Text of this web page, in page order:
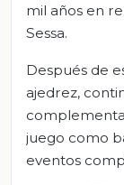
mil años en
Sessa.
Después de
ajedrez,
juego como
eventos